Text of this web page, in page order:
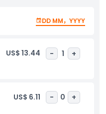
载无线网络及免费搬运行李
隆坡市区空中航站楼（KL
DD MM，YYYY
US$ 13.44 - 1 +
US$ 6.11 - 0 +